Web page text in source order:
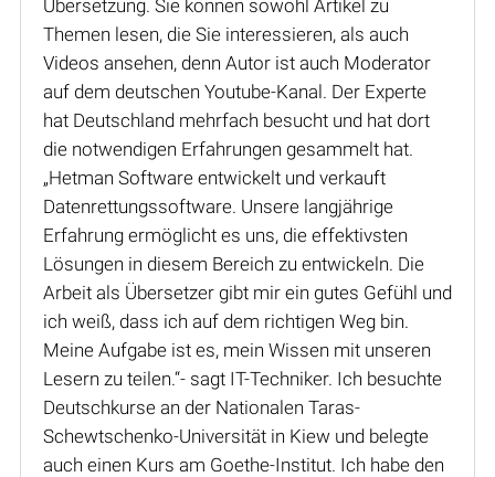
Übersetzung. Sie können sowohl Artikel zu
Themen lesen, die Sie interessieren, als auch
Videos ansehen, denn Autor ist auch Moderator
auf dem deutschen Youtube-Kanal. Der Experte
hat Deutschland mehrfach besucht und hat dort
die notwendigen Erfahrungen gesammelt hat.
„Hetman Software entwickelt und verkauft
Datenrettungssoftware. Unsere langjährige
Erfahrung ermöglicht es uns, die effektivsten
Lösungen in diesem Bereich zu entwickeln. Die
Arbeit als Übersetzer gibt mir ein gutes Gefühl und
ich weiß, dass ich auf dem richtigen Weg bin.
Meine Aufgabe ist es, mein Wissen mit unseren
Lesern zu teilen.“- sagt IT-Techniker. Ich besuchte
Deutschkurse an der Nationalen Taras-
Schewtschenko-Universität in Kiew und belegte
auch einen Kurs am Goethe-Institut. Ich habe den